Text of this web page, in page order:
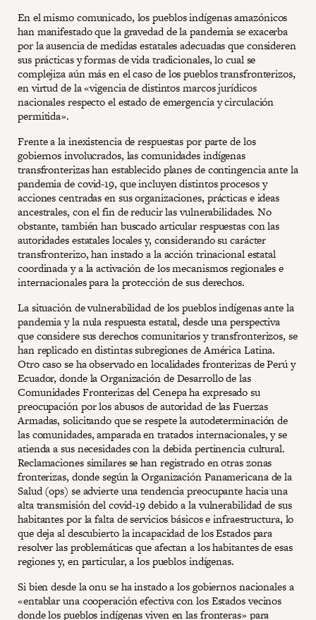
En el mismo comunicado, los pueblos indígenas amazónicos
han manifestado que la gravedad de la pandemia se exacerba
por la ausencia de medidas estatales adecuadas que consideren
sus prácticas y formas de vida tradicionales, lo cual se
complejiza aún más en el caso de los pueblos transfronterizos,
en virtud de la «vigencia de distintos marcos jurídicos
nacionales respecto el estado de emergencia y circulación
permitida».
Frente a la inexistencia de respuestas por parte de los
gobiernos involucrados, las comunidades indígenas
transfronterizas han establecido planes de contingencia ante la
pandemia de covid-19, que incluyen distintos procesos y
acciones centradas en sus organizaciones, prácticas e ideas
ancestrales, con el fin de reducir las vulnerabilidades. No
obstante, también han buscado articular respuestas con las
autoridades estatales locales y, considerando su carácter
transfronterizo, han instado a la acción trinacional estatal
coordinada y a la activación de los mecanismos regionales e
internacionales para la protección de sus derechos.
La situación de vulnerabilidad de los pueblos indígenas ante la
pandemia y la nula respuesta estatal, desde una perspectiva
que considere sus derechos comunitarios y transfronterizos, se
han replicado en distintas subregiones de América Latina.
Otro caso se ha observado en localidades fronterizas de Perú y
Ecuador, donde la Organización de Desarrollo de las
Comunidades Fronterizas del Cenepa ha expresado su
preocupación por los abusos de autoridad de las Fuerzas
Armadas, solicitando que se respete la autodeterminación de
las comunidades, amparada en tratados internacionales, y se
atienda a sus necesidades con la debida pertinencia cultural.
Reclamaciones similares se han registrado en otras zonas
fronterizas, donde según la Organización Panamericana de la
Salud (ops) se advierte una tendencia preocupante hacia una
alta transmisión del covid-19 debido a la vulnerabilidad de sus
habitantes por la falta de servicios básicos e infraestructura, lo
que deja al descubierto la incapacidad de los Estados para
resolver las problemáticas que afectan a los habitantes de esas
regiones y, en particular, a los pueblos indígenas.
Si bien desde la onu se ha instado a los gobiernos nacionales a
«entablar una cooperación efectiva con los Estados vecinos
donde los pueblos indígenas viven en las fronteras» para